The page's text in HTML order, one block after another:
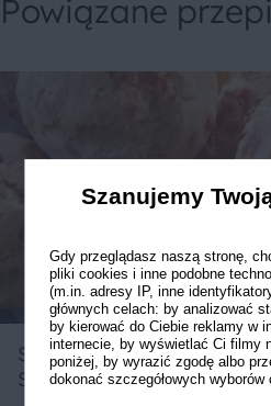
Powiązane
Serowo Czosnkowe
Sniadaniowe
Szanujemy
Gdy przeglądasz naszą stronę,
pliki cookies i inne podobne
(m.in. adresy IP, inne
głównych celach: by analizować
by kierować do Ciebie reklamy w
internecie, by wyświetlać Ci filmy
poniżej, by wyrazić zgodę albo
dokonać szczegółowych